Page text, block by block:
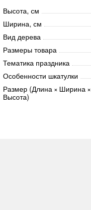
Высота, см
Ширина, см
Вид дерева
Размеры товара
Тематика праздника
Особенности шкатулки
Размер (Длина × Ширина ×
Высота)